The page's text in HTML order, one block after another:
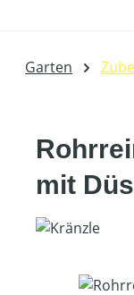
Garten
mit
Bildergalerie